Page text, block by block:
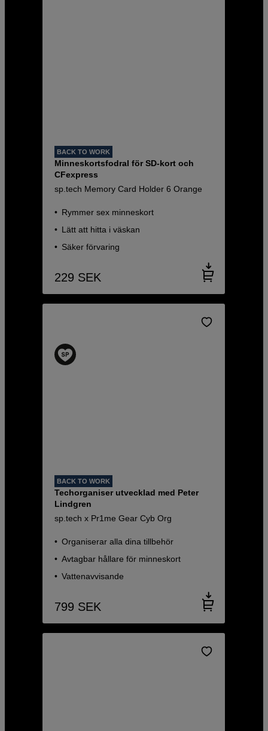
BACK TO WORK
Minneskortsfodral för SD-kort och
CFexpress
sp.tech Memory Card Holder 6 Orange
Rymmer sex minneskort
Lätt att hitta i väskan
Säker förvaring
229 SEK
BACK TO WORK
Techorganiser utvecklad med Peter
Lindgren
sp.tech x Pr1me Gear Cyb Org
Organiserar alla dina tillbehör
Avtagbar hållare för minneskort
Vattenavvisande
799 SEK